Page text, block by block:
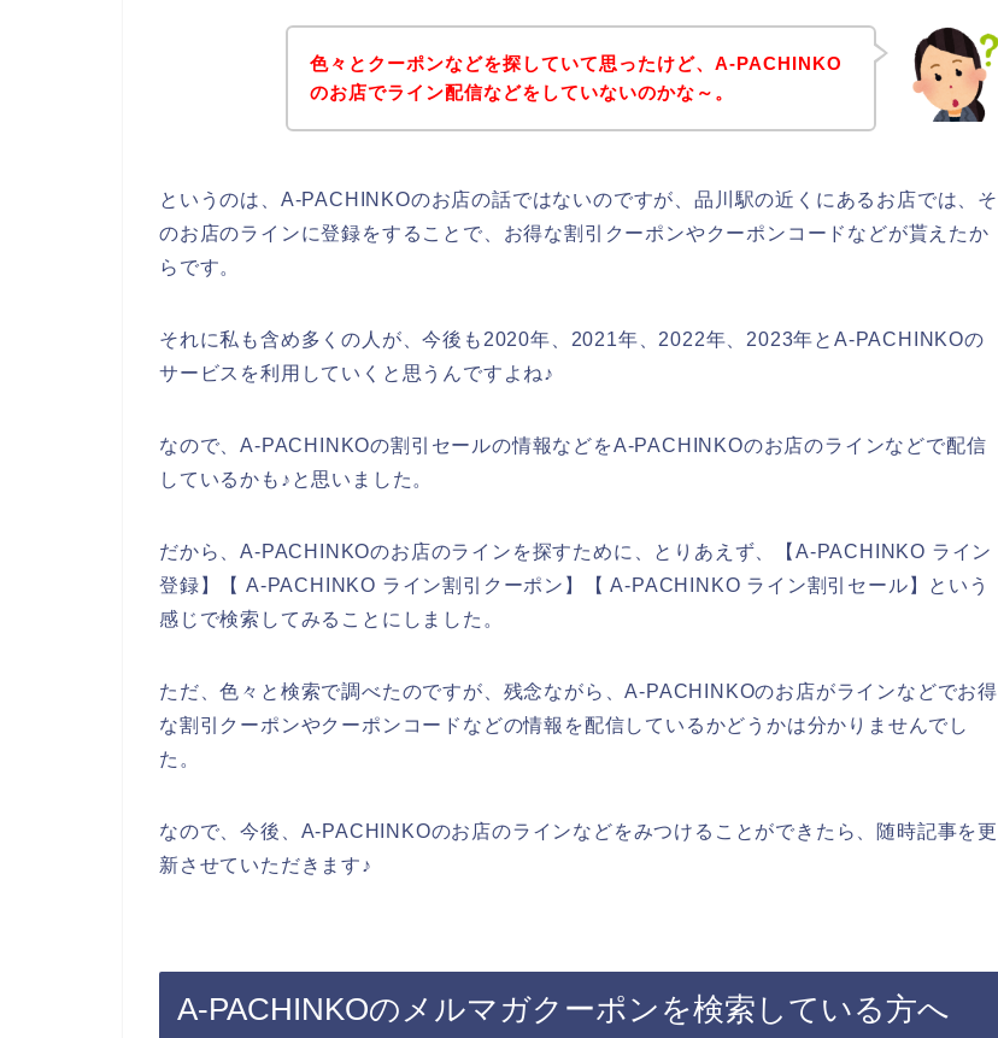
色々とクーポンなどを探していて思ったけど、A-PACHINKO
のお店でライン配信などをしていないのかな～。
というのは、A-PACHINKOのお店の話ではないのですが、品川駅の近くにあるお店では、そ
のお店のラインに登録をすることで、お得な割引クーポンやクーポンコードなどが貰えたか
らです。
それに私も含め多くの人が、今後も2020年、2021年、2022年、2023年とA-PACHINKOの
サービスを利用していくと思うんですよね♪
なので、A-PACHINKOの割引セールの情報などをA-PACHINKOのお店のラインなどで配信
しているかも♪と思いました。
だから、A-PACHINKOのお店のラインを探すために、とりあえず、【A-PACHINKO ライン
登録】【 A-PACHINKO ライン割引クーポン】【 A-PACHINKO ライン割引セール】という
感じで検索してみることにしました。
ただ、色々と検索で調べたのですが、残念ながら、A-PACHINKOのお店がラインなどでお得
な割引クーポンやクーポンコードなどの情報を配信しているかどうかは分かりませんでし
た。
なので、今後、A-PACHINKOのお店のラインなどをみつけることができたら、随時記事を更
新させていただきます♪
A-PACHINKOのメルマガクーポンを検索している方へ